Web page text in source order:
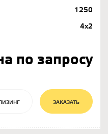
1250
4х2
по запросу
ЗАКАЗАТЬ